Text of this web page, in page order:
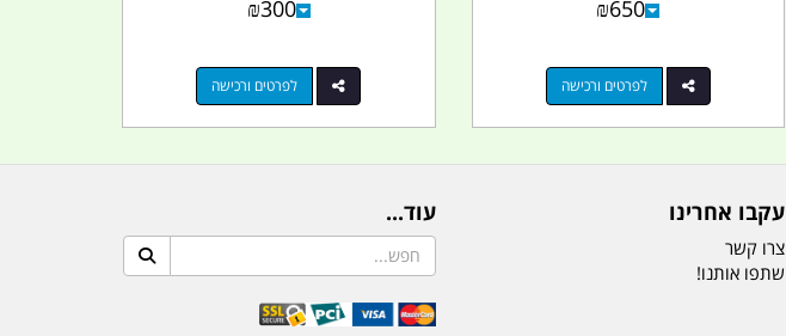
₪650
לפרטים ורכישה
₪300
לפרטים ורכישה
עקבו אחרינו
צרו קשר
שתפו אותנו!
עוד...